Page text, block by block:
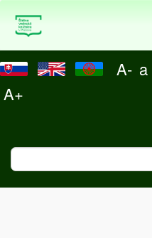
A- a
A+